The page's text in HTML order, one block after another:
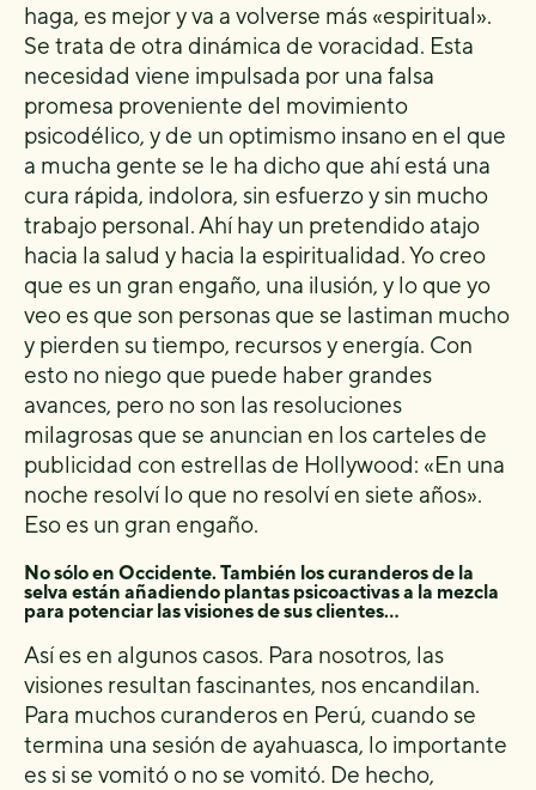
haga, es mejor y va a volverse más «espiritual».
Se trata de otra dinámica de voracidad. Esta
necesidad viene impulsada por una falsa
promesa proveniente del movimiento
psicodélico, y de un optimismo insano en el que
a mucha gente se le ha dicho que ahí está una
cura rápida, indolora, sin esfuerzo y sin mucho
trabajo personal. Ahí hay un pretendido atajo
hacia la salud y hacia la espiritualidad. Yo creo
que es un gran engaño, una ilusión, y lo que yo
veo es que son personas que se lastiman mucho
y pierden su tiempo, recursos y energía. Con
esto no niego que puede haber grandes
avances, pero no son las resoluciones
milagrosas que se anuncian en los carteles de
publicidad con estrellas de Hollywood: «En una
noche resolví lo que no resolví en siete años».
Eso es un gran engaño.
No sólo en Occidente. También los curanderos de la
selva están añadiendo plantas psicoactivas a la mezcla
para potenciar las visiones de sus clientes…
Así es en algunos casos. Para nosotros, las
visiones resultan fascinantes, nos encandilan.
Para muchos curanderos en Perú, cuando se
termina una sesión de ayahuasca, lo importante
es si se vomitó o no se vomitó. De hecho,